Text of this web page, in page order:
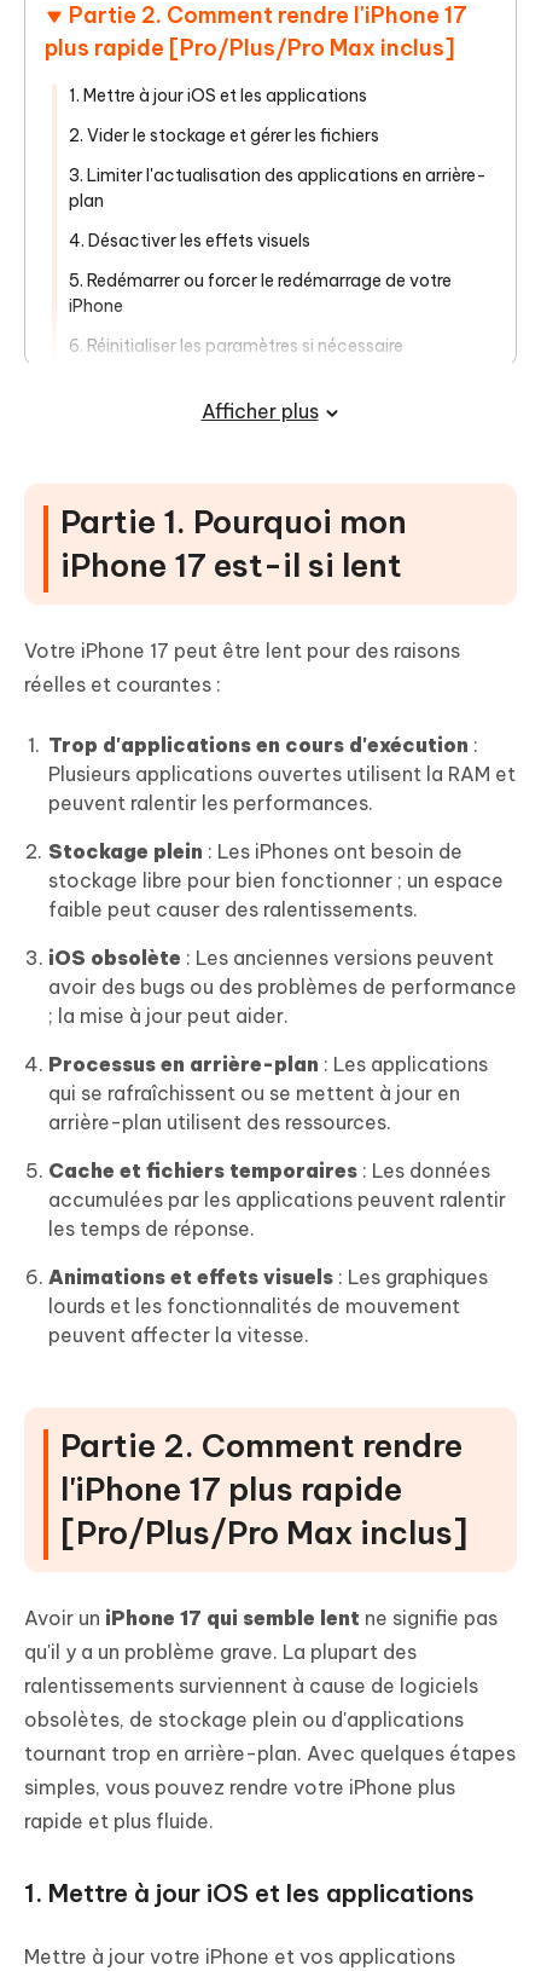
Partie 2. Comment rendre l'iPhone 17
plus rapide [Pro/Plus/Pro Max inclus]
1. Mettre à jour iOS et les applications
2. Vider le stockage et gérer les fichiers
3. Limiter l'actualisation des applications en arrière-
plan
4. Désactiver les effets visuels
5. Redémarrer ou forcer le redémarrage de votre
iPhone
6. Réinitialiser les paramètres si nécessaire
9. Envisager le remplacement de la batterie
Partie 3. Conseils préventifs pour
garder l'iPhone 17 rapide
17
Afficher plus
Partie 1. Pourquoi mon
iPhone 17 est-il si lent
Votre iPhone 17 peut être lent pour des raisons
réelles et courantes :
Trop d'applications en cours d'exécution :
Plusieurs applications ouvertes utilisent la RAM et
peuvent ralentir les performances.
Stockage plein : Les iPhones ont besoin de
stockage libre pour bien fonctionner ; un espace
faible peut causer des ralentissements.
iOS obsolète : Les anciennes versions peuvent
avoir des bugs ou des problèmes de performance
; la mise à jour peut aider.
Processus en arrière-plan : Les applications
qui se rafraîchissent ou se mettent à jour en
arrière-plan utilisent des ressources.
Cache et fichiers temporaires : Les données
accumulées par les applications peuvent ralentir
les temps de réponse.
Animations et effets visuels : Les graphiques
lourds et les fonctionnalités de mouvement
peuvent affecter la vitesse.
Partie 2. Comment rendre
l'iPhone 17 plus rapide
[Pro/Plus/Pro Max inclus]
Avoir un iPhone 17 qui semble lent ne signifie pas
qu'il y a un problème grave. La plupart des
ralentissements surviennent à cause de logiciels
obsolètes, de stockage plein ou d'applications
tournant trop en arrière-plan. Avec quelques étapes
simples, vous pouvez rendre votre iPhone plus
rapide et plus fluide.
1. Mettre à jour iOS et les applications
Mettre à jour votre iPhone et vos applications